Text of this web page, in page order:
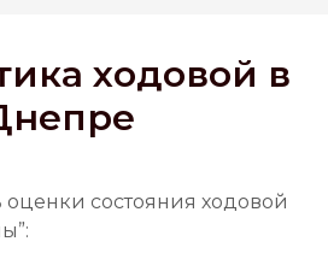
ходовой в
оценки состояния ходовой